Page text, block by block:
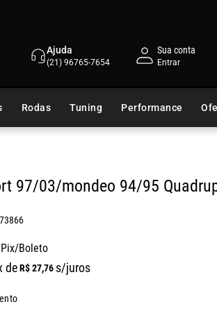
Ajuda
(21) 96765-7654
Sua conta
Rodas Tuning Performance
97/03/mondeo 94/95
73866
Boleto
deR$27,76 s/juros